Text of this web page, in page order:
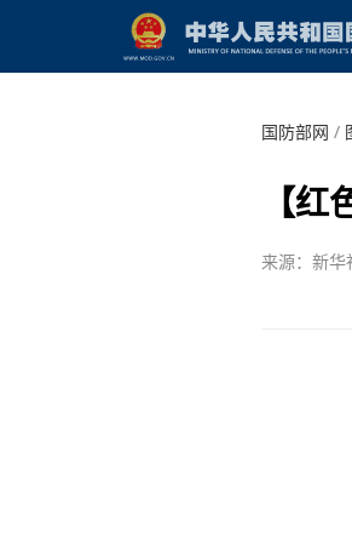
国防部网 /
【
来源：新华